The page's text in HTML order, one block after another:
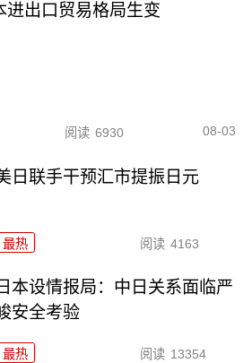
进出口贸易格局生变
阅读 6930 08-03
日联手干预汇市提振日元
最热 阅读 4163
本设情报局：中日关系面临严
安全考验
最热 阅读 13354